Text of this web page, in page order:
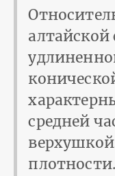
средней